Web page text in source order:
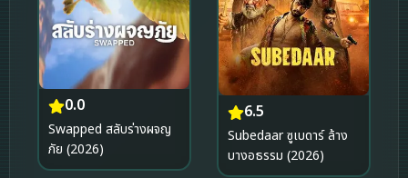
0.0
Swapped สลับร่างผจญ
ภัย (2026)
6.5
Subedaar ซูเบดาร์ ล้าง
บางอธรรม (2026)